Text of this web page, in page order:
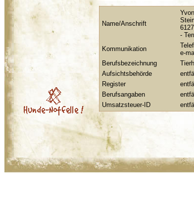
Name/Anschrift
-
Kommunikation
e-
Berufsbezeichnung
Aufsichtsbehörde
Register
Berufsangaben
Umsatzsteuer-ID